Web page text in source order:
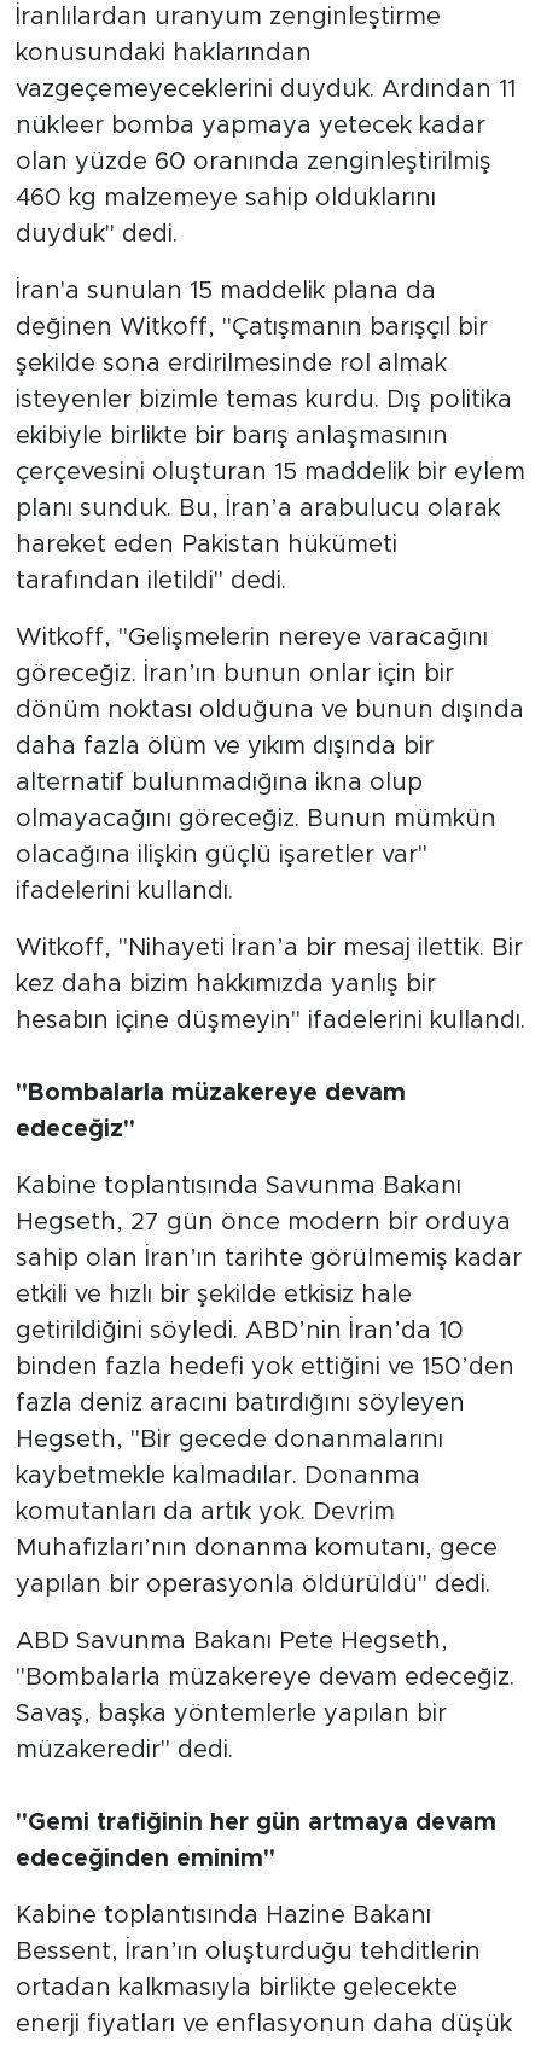
İranlılardan uranyum zenginleştirme
konusundaki haklarından
vazgeçemeyeceklerini duyduk. Ardından 11
nükleer bomba yapmaya yetecek kadar
olan yüzde 60 oranında zenginleştirilmiş
460 kg malzemeye sahip olduklarını
duyduk" dedi.
İran'a sunulan 15 maddelik plana da
değinen Witkoff, "Çatışmanın barışçıl bir
şekilde sona erdirilmesinde rol almak
isteyenler bizimle temas kurdu. Dış politika
ekibiyle birlikte bir barış anlaşmasının
çerçevesini oluşturan 15 maddelik bir eylem
planı sunduk. Bu, İran’a arabulucu olarak
hareket eden Pakistan hükümeti
tarafından iletildi" dedi.
Witkoff, "Gelişmelerin nereye varacağını
göreceğiz. İran’ın bunun onlar için bir
dönüm noktası olduğuna ve bunun dışında
daha fazla ölüm ve yıkım dışında bir
alternatif bulunmadığına ikna olup
olmayacağını göreceğiz. Bunun mümkün
olacağına ilişkin güçlü işaretler var"
ifadelerini kullandı.
Witkoff, "Nihayeti İran’a bir mesaj ilettik. Bir
kez daha bizim hakkımızda yanlış bir
hesabın içine düşmeyin" ifadelerini kullandı.
"Bombalarla müzakereye devam
edeceğiz"
Kabine toplantısında Savunma Bakanı
Hegseth, 27 gün önce modern bir orduya
sahip olan İran’ın tarihte görülmemiş kadar
etkili ve hızlı bir şekilde etkisiz hale
getirildiğini söyledi. ABD’nin İran’da 10
binden fazla hedefi yok ettiğini ve 150’den
fazla deniz aracını batırdığını söyleyen
Hegseth, "Bir gecede donanmalarını
kaybetmekle kalmadılar. Donanma
komutanları da artık yok. Devrim
Muhafızları’nın donanma komutanı, gece
yapılan bir operasyonla öldürüldü" dedi.
ABD Savunma Bakanı Pete Hegseth,
"Bombalarla müzakereye devam edeceğiz.
Savaş, başka yöntemlerle yapılan bir
müzakeredir" dedi.
"Gemi trafiğinin her gün artmaya devam
edeceğinden eminim"
Kabine toplantısında Hazine Bakanı
Bessent, İran’ın oluşturduğu tehditlerin
ortadan kalkmasıyla birlikte gelecekte
enerji fiyatları ve enflasyonun daha düşük